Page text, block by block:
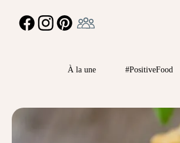
FACEBOOKINSTAGRAMPINTEREST
À la une #PositiveFood